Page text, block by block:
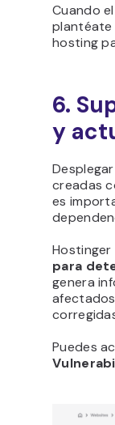
Cuando
plantéate
hosting
6.
y
creadas
es
Hostinger
para
genera
Puedes